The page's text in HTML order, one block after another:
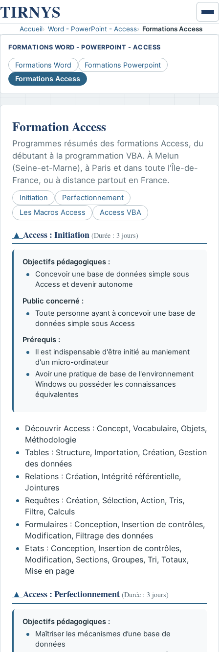
TIRNYS
ou
Accueil
Excel & données
VBA
Développement VBA
Coaching VBA
Word - PowerPoint - Access
Disponibilités
Contact
Accueil Word - PowerPoint - Access Formations Access
FORMATIONS WORD - POWERPOINT - ACCESS
Formations Word
Formations Powerpoint
Formations Access
Formation Access
Programmes résumés des formations Access, du
débutant à la programmation VBA. À Melun
(Seine-et-Marne), à Paris et dans toute l'Île-de-
France, ou à distance partout en France.
Initiation
Perfectionnement
Les Macros Access
Access VBA
▲ Access : Initiation (Durée : 3 jours)
Objectifs pédagogiques :
Concevoir une base de données simple sous
Access et devenir autonome
Public concerné :
Toute personne ayant à concevoir une base de
données simple sous Access
Prérequis :
Il est indispensable d'être initié au maniement
d'un micro-ordinateur
Avoir une pratique de base de l'environnement
Windows ou posséder les connaissances
équivalentes
Découvrir Access : Concept, Vocabulaire, Objets,
Méthodologie
Tables : Structure, Importation, Création, Gestion
des données
Relations : Création, Intégrité référentielle,
Jointures
Requêtes : Création, Sélection, Action, Tris,
Filtre, Calculs
Formulaires : Conception, Insertion de contrôles,
Modification, Filtrage des données
Etats : Conception, Insertion de contrôles,
Modification, Sections, Groupes, Tri, Totaux,
Mise en page
▲ Access : Perfectionnement (Durée : 3 jours)
Objectifs pédagogiques :
Maîtriser les mécanismes d’une base de
données